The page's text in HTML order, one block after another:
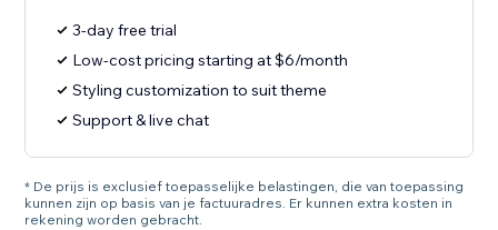
3-day free trial
Low-cost pricing starting at $6/month
Styling customization to suit theme
Support & live chat
* De prijs is exclusief toepasselijke belastingen, die van toepassing
kunnen zijn op basis van je factuuradres. Er kunnen extra kosten in
rekening worden gebracht.